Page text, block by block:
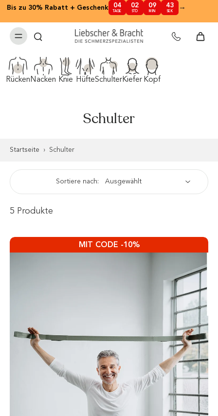
Bis zu 30% Rabatt + Geschenk 04
TAGE
02
STD
09
MIN
43
SEK
→
Rücken Nacken Knie HüfteSchulterKiefer Kopf
Schulter
Startseite › Schulter
Sortiere nach:
5 Produkte
MIT CODE -10%